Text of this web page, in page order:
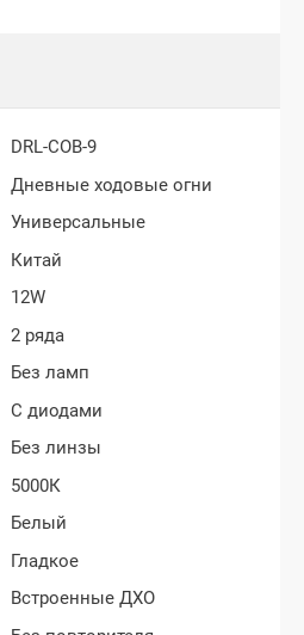
DRL-COB-9
Дневные ходовые огни
Универсальные
Китай
12W
2 ряда
Без ламп
С диодами
Без линзы
5000К
Белый
Гладкое
Встроенные ДХО